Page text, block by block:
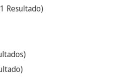
Resultado)
)
)